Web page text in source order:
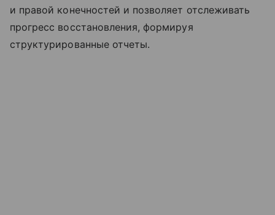
и правой конечностей и позволяет отслеживать
прогресс восстановления, формируя
структурированные отчеты.